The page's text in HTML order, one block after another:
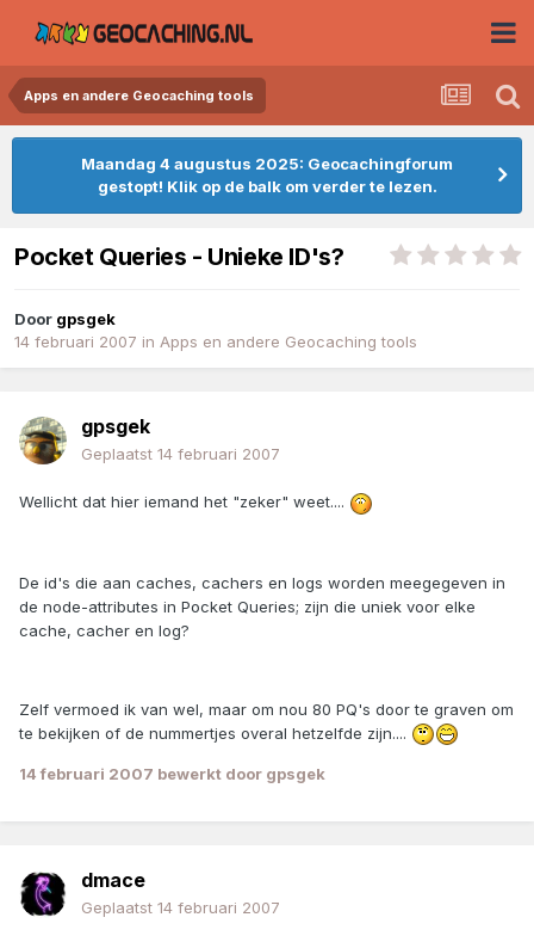
Apps en andere Geocaching tools
Maandag 4 augustus 2025: Geocachingforum
gestopt! Klik op de balk om verder te lezen.
Pocket Queries - Unieke ID's?
Door gpsgek
14 februari 2007 in Apps en andere Geocaching tools
gpsgek
Geplaatst 14 februari 2007
Wellicht dat hier iemand het "zeker" weet....
De id's die aan caches, cachers en logs worden meegegeven in
de node-attributes in Pocket Queries; zijn die uniek voor elke
cache, cacher en log?
Zelf vermoed ik van wel, maar om nou 80 PQ's door te graven om
te bekijken of de nummertjes overal hetzelfde zijn....
14 februari 2007 bewerkt door gpsgek
dmace
Geplaatst 14 februari 2007